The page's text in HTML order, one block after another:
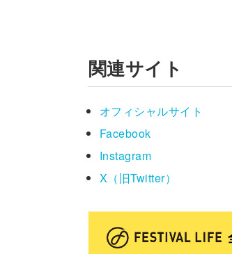
関連サイト
オフィシャルサイト
Facebook
Instagram
X（旧Twitter）